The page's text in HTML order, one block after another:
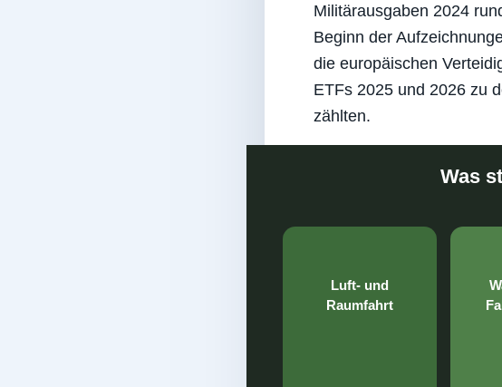
Militärausgaben 2024
Beginn der
die europäischen
ETFs 2025 und 2026 zu
zählten.
Was
Luft- und
Raumfahrt